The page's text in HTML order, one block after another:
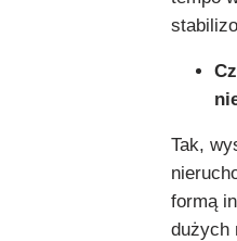
Tak,
formą
dużych